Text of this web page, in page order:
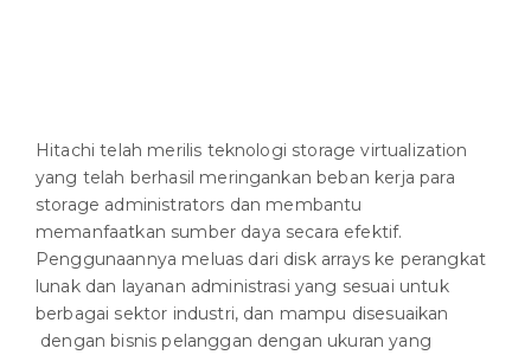
Hitachi telah merilis teknologi storage virtualization
yang telah berhasil meringankan beban kerja para
storage administrators dan membantu
memanfaatkan sumber daya secara efektif.
Penggunaannya meluas dari disk arrays ke perangkat
lunak dan layanan administrasi yang sesuai untuk
berbagai sektor industri, dan mampu disesuaikan
dengan bisnis pelanggan dengan ukuran yang